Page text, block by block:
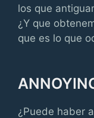
los que
¿Y que
que es lo que
¿Puede haber